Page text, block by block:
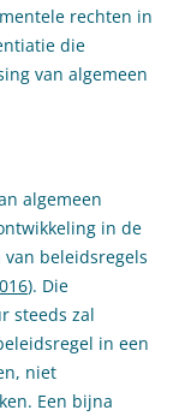
rechten in
die
van algemeen
algemeen
in de
beleidsregels
). Die
steeds zal
in een
niet
Een bijna